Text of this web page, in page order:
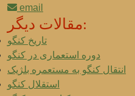
email
مقالات دیگر:
تاریخ کنگو
دوره استعماری در کنگو
انتقال کنگو به مستعمره بلژیک
استقلال کنگو